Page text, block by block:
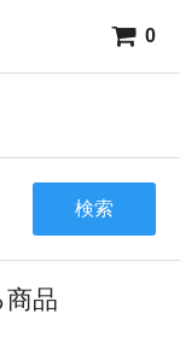
0
検索
商品